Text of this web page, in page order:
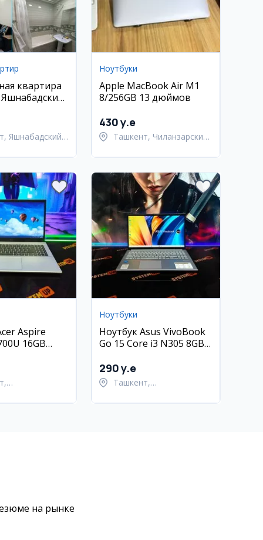
квартира
Яшнабадский
Ноутбуки
Apple MacBook Air M1
8/256GB 13 дюймов
430 y.e
Ташкент, Чиланзарский
Aspire
16GB
Ноутбуки
Ноутбук Asus VivoBook
Go 15 Core i3 N305 8GB
290 y.e
Ташкент,
на рынке